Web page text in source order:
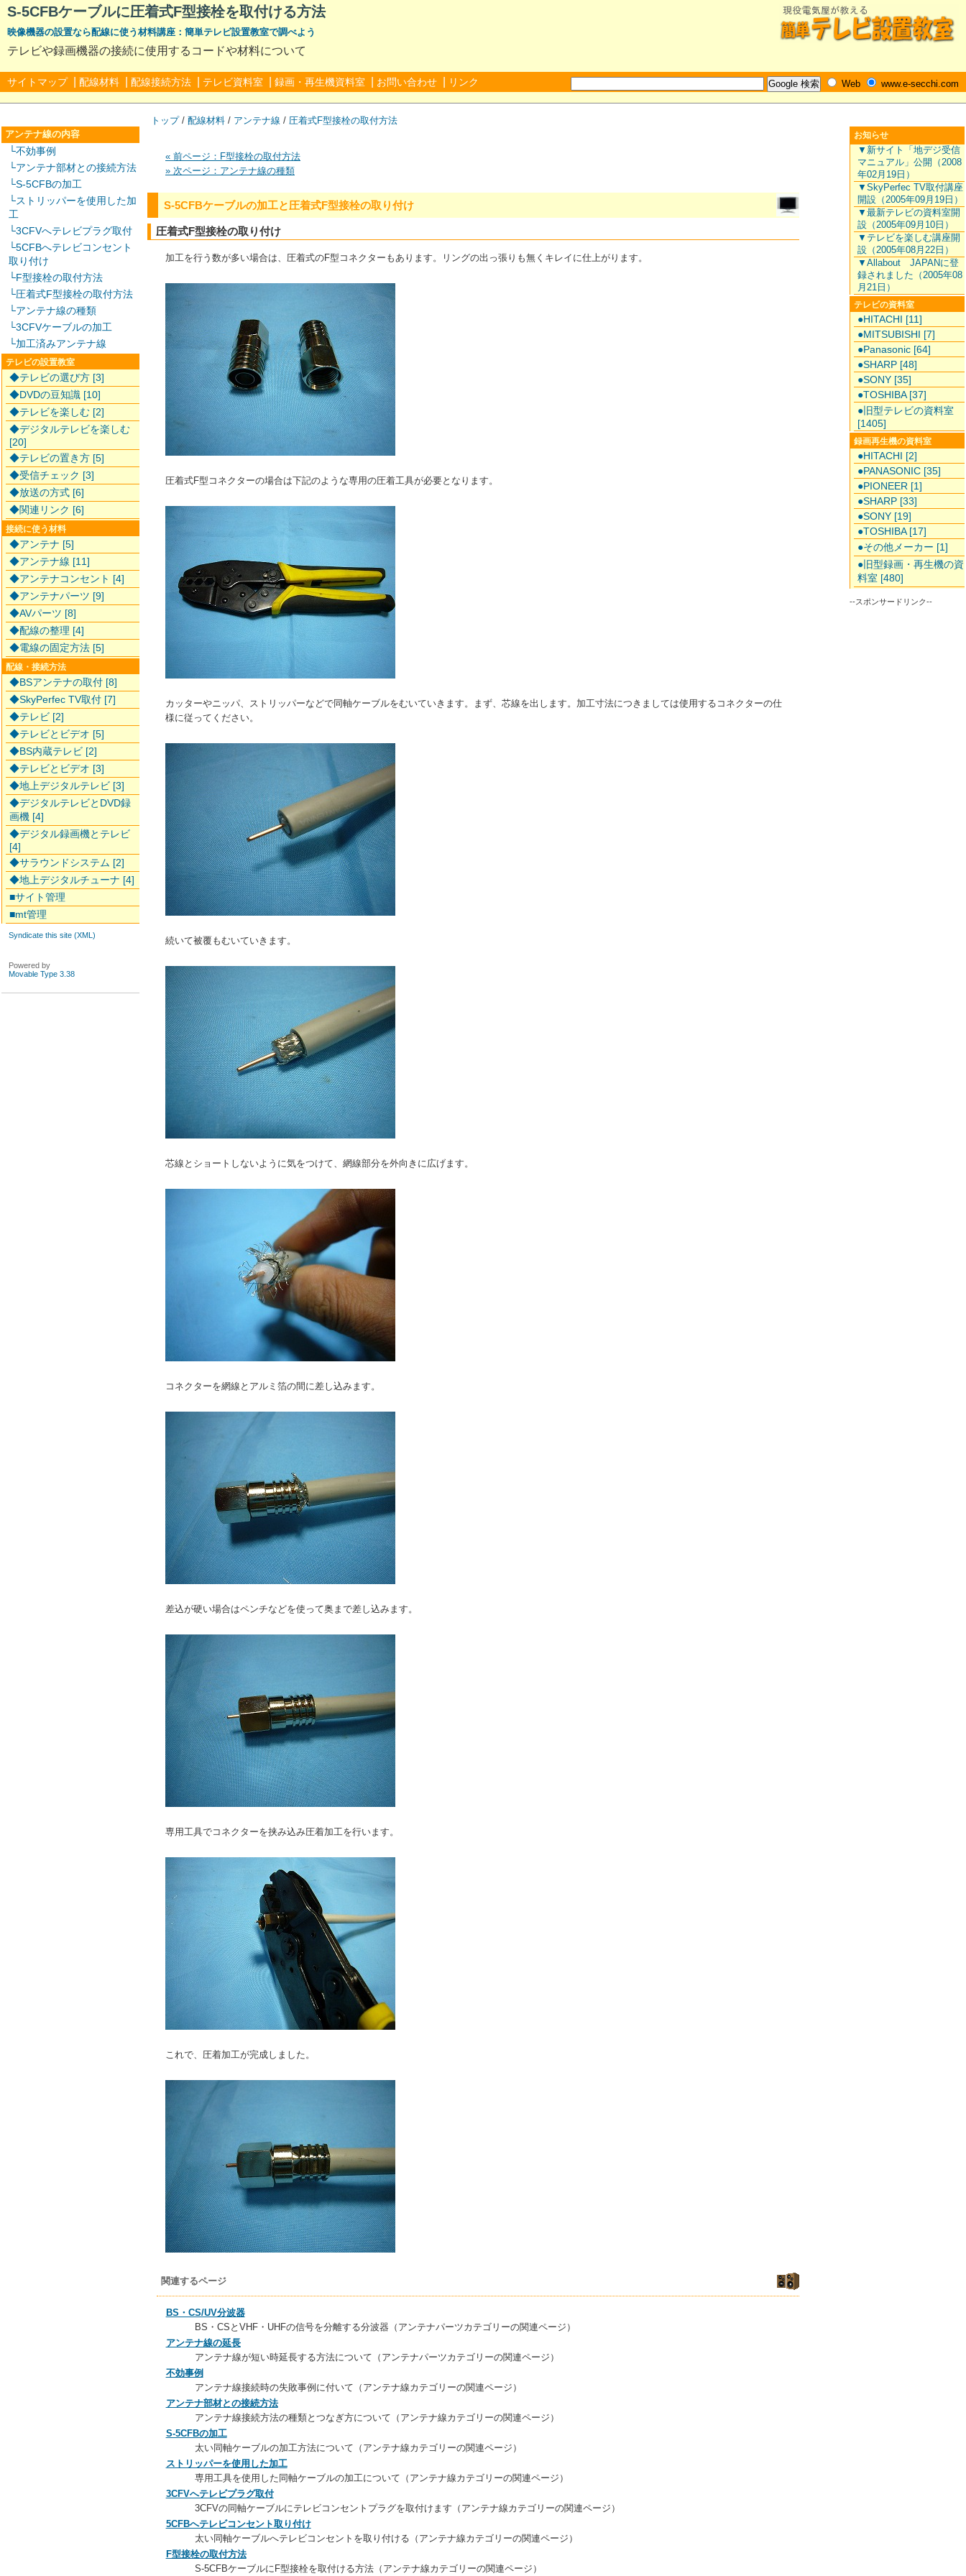
S-5CFBケーブルに圧着式F型接栓を取付ける方法
映像機器の設置なら配線に使う材料講座：簡単テレビ設置教室で調べよう
テレビや録画機器の接続に使用するコードや材料について
Web www.e-secchi.com
サイトマップ 配線材料 配線接続方法 テレビ資料室 録画・再生機資料室 お問い合わせ リンク
トップ/ 配線材料 / アンテナ線 / 圧着式F型接栓の取付方法
« 前ページ：F型接栓の取付方法
» 次ページ：アンテナ線の種類
S-5CFBケーブルの加工と圧着式F型接栓の取り付け
圧着式F型接栓の取り付け
加工を行う数が多い場合は、圧着式のF型コネクターもあります。リングの出っ張りも無くキレイに仕上がります。
圧着式F型コネクターの場合は下記のような専用の圧着工具が必要となります。
カッターやニッパ、ストリッパーなどで同軸ケーブルをむいていきます。まず、芯線を出します。加工寸法につきましては使用するコネクターの仕
様に従ってください。
続いて被覆もむいていきます。
芯線とショートしないように気をつけて、網線部分を外向きに広げます。
コネクターを網線とアルミ箔の間に差し込みます。
差込が硬い場合はペンチなどを使って奥まで差し込みます。
専用工具でコネクターを挟み込み圧着加工を行います。
これで、圧着加工が完成しました。
関連するページ
BS・CS/UV分波器
BS・CSとVHF・UHFの信号を分離する分波器（アンテナパーツカテゴリーの関連ページ）
アンテナ線の延長
アンテナ線が短い時延長する方法について（アンテナパーツカテゴリーの関連ページ）
不効事例
アンテナ線接続時の失敗事例に付いて（アンテナ線カテゴリーの関連ページ）
アンテナ部材との接続方法
アンテナ線接続方法の種類とつなぎ方について（アンテナ線カテゴリーの関連ページ）
S-5CFBの加工
太い同軸ケーブルの加工方法について（アンテナ線カテゴリーの関連ページ）
ストリッパーを使用した加工
専用工具を使用した同軸ケーブルの加工について（アンテナ線カテゴリーの関連ページ）
3CFVへテレビプラグ取付
3CFVの同軸ケーブルにテレビコンセントプラグを取付けます（アンテナ線カテゴリーの関連ページ）
5CFBへテレビコンセント取り付け
太い同軸ケーブルへテレビコンセントを取り付ける（アンテナ線カテゴリーの関連ページ）
F型接栓の取付方法
S-5CFBケーブルにF型接栓を取付ける方法（アンテナ線カテゴリーの関連ページ）
アンテナ線の内容
└不効事例
└アンテナ部材との接続方法
└S-5CFBの加工
└ストリッパーを使用した加
工
└3CFVへテレビプラグ取付
└5CFBへテレビコンセント
取り付け
└F型接栓の取付方法
└圧着式F型接栓の取付方法
└アンテナ線の種類
└3CFVケーブルの加工
└加工済みアンテナ線
テレビの設置教室
◆テレビの選び方 [3]
◆DVDの豆知識 [10]
◆テレビを楽しむ [2]
◆デジタルテレビを楽しむ
[20]
◆テレビの置き方 [5]
◆受信チェック [3]
◆放送の方式 [6]
◆関連リンク [6]
接続に使う材料
◆アンテナ [5]
◆アンテナ線 [11]
◆アンテナコンセント [4]
◆アンテナパーツ [9]
◆AVパーツ [8]
◆配線の整理 [4]
◆電線の固定方法 [5]
配線・接続方法
◆BSアンテナの取付 [8]
◆SkyPerfec TV取付 [7]
◆テレビ [2]
◆テレビとビデオ [5]
◆BS内蔵テレビ [2]
◆テレビとビデオ [3]
◆地上デジタルテレビ [3]
◆デジタルテレビとDVD録
画機 [4]
◆デジタル録画機とテレビ
[4]
◆サラウンドシステム [2]
◆地上デジタルチューナ [4]
■サイト管理
■mt管理
Syndicate this site (XML)
Powered by
Movable Type 3.38
お知らせ
▼新サイト「地デジ受信
マニュアル」公開（2008
年02月19日）
▼SkyPerfec TV取付講座
開設（2005年09月19日）
▼最新テレビの資料室開
設（2005年09月10日）
▼テレビを楽しむ講座開
設（2005年08月22日）
▼Allabout JAPANに登
録されました（2005年08
月21日）
テレビの資料室
●HITACHI [11]
●MITSUBISHI [7]
●Panasonic [64]
●SHARP [48]
●SONY [35]
●TOSHIBA [37]
●旧型テレビの資料室
[1405]
録画再生機の資料室
●HITACHI [2]
●PANASONIC [35]
●PIONEER [1]
●SHARP [33]
●SONY [19]
●TOSHIBA [17]
●その他メーカー [1]
●旧型録画・再生機の資
料室 [480]
--スポンサードリンク--